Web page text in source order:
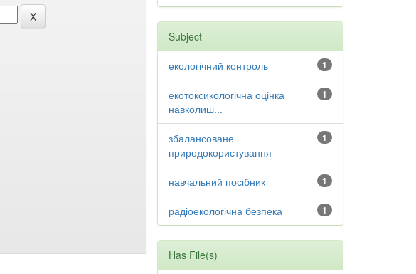
Subject
1
екологічний контроль
1
екотоксикологічна оцінка
навколиш...
1
збалансоване
природокористування
1
навчальний посібник
1
радіоекологічна безпека
Has File(s)